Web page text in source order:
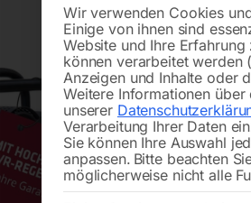
🔍
Wir verwenden Cookies
Einige von ihnen sind
Website und Ihre Erfahrung
können verarbeitet werden
Anzeigen und Inhalte oder
Weitere Informationen
unserer
Verarbeitung Ihrer Daten
Sie können Ihre Auswahl
anpassen. Bitte beachten
möglicherweise nicht alle